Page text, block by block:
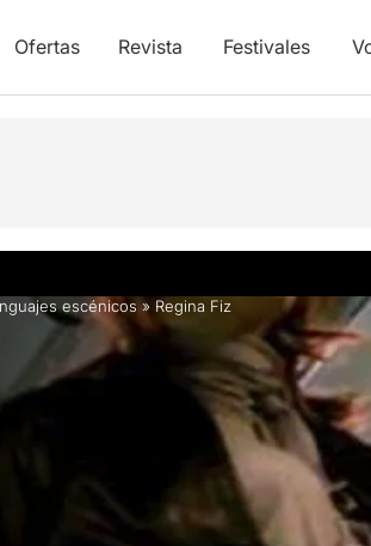
Ofertas Revista Festivales
escénicos» Regina Fiz